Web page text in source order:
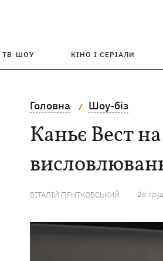
ТВ-ШОУ КІНО І СЕРІАЛИ
Головна Шоу-біз
Каньє Вест
ВІТАЛІЙ ПЯНТКОВСЬКИЙ 26